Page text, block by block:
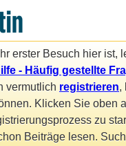
erster Besuch hier ist,
- Häufig gestellte
vermutlich registrieren,
Klicken Sie oben
zu
Beiträge lesen.